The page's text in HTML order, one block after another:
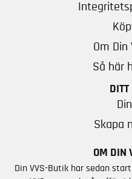
Om Din
Så här
DITT
Skapa
OM DIN
Din VVS-Butik har sedan